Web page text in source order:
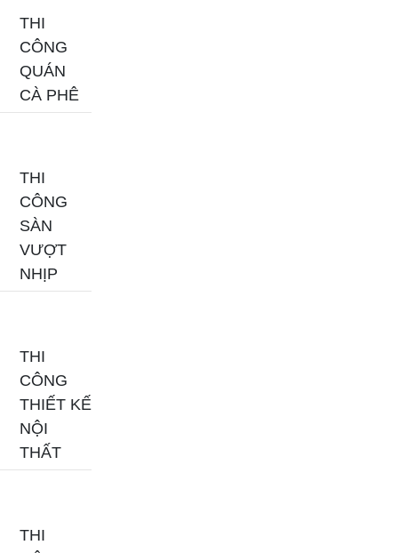
THI
CÔNG
QUÁN
CÀ PHÊ
THI
CÔNG
SÀN
VƯỢT
NHỊP
THI
CÔNG
THIẾT KẾ
NỘI
THẤT
THI